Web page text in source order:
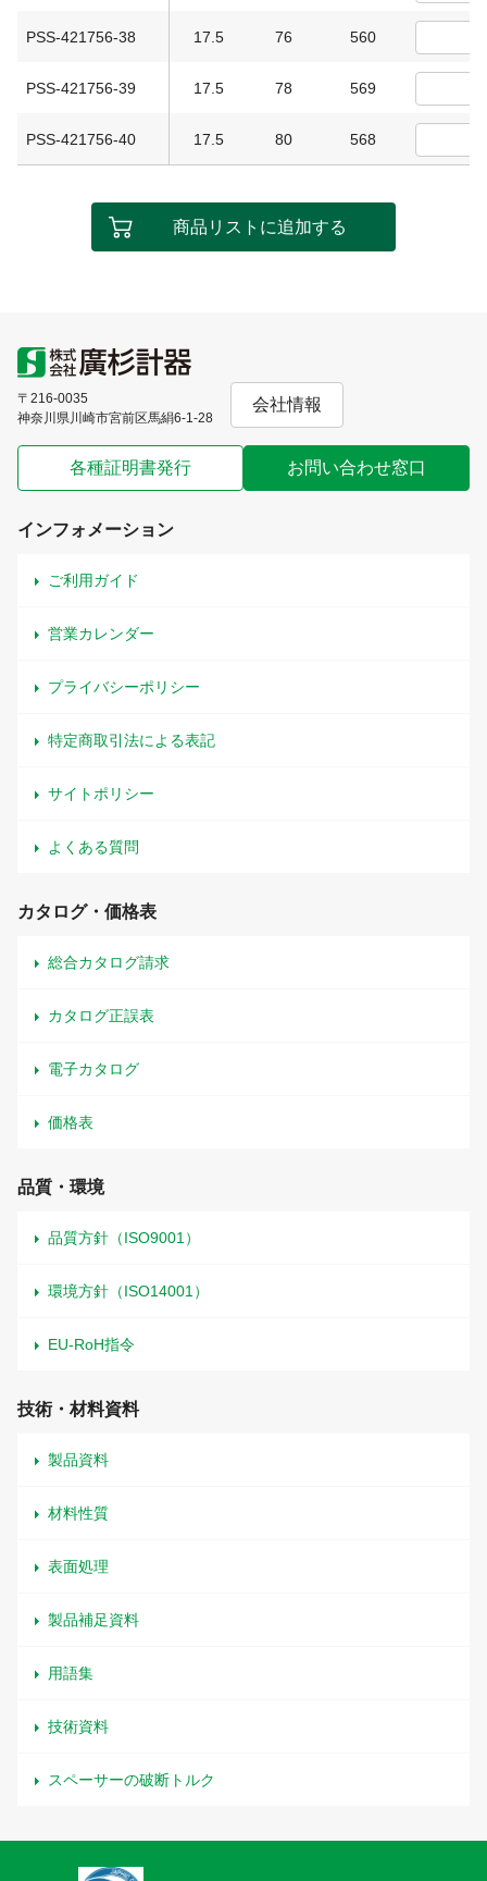
PSS-421756-38 17.5 76 560
PSS-421756-39 17.5 78 569
PSS-421756-40 17.5 80 568
商品リストに追加する
〒216-0035
神奈川県川崎市宮前区馬絹6-1-28
会社情報
各種証明書発行 お問い合わせ窓口
インフォメーション
ご利用ガイド
営業カレンダー
プライバシーポリシー
特定商取引法による表記
サイトポリシー
よくある質問
カタログ・価格表
総合カタログ請求
カタログ正誤表
電子カタログ
価格表
品質・環境
品質方針（ISO9001）
環境方針（ISO14001）
EU-RoH指令
技術・材料資料
製品資料
材料性質
表面処理
製品補足資料
用語集
技術資料
スペーサーの破断トルク